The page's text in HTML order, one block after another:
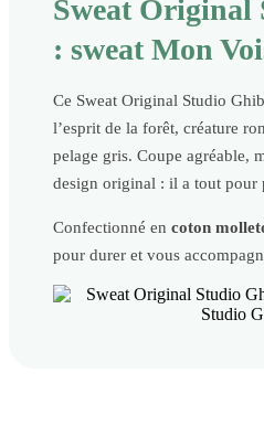
Sweat
: sweat Mon
Ce Sweat Original Studio
l’esprit de la forêt, créature
pelage gris. Coupe agréable,
design original : il a tout pour
Confectionné en coton
pour durer et vous